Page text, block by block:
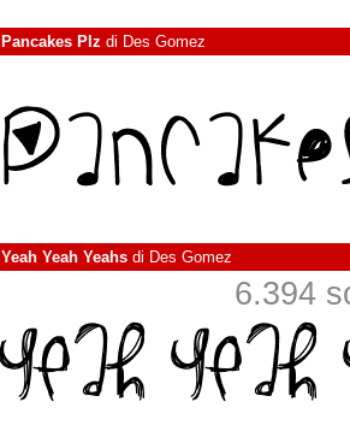
Pancakes Plz di Des Gomez
Yeah Yeah Yeahs di Des Gomez
6.394